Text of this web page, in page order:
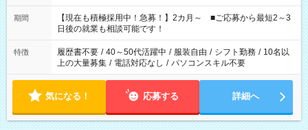
い」 「余裕を持って夕飯の準備がしたい」 「できれば残業はし
たくない」 など、ご希望を教えてくださいね。 ※Wワーク希望
の方へ 今ご覧のお仕事で希望する勤務時間と、もう1つのお仕事
の勤務時間。 合計で週40時間を超える場合は応募できません。
期間
【現在も積極採用中！急募！】2カ月～ ■ご応募から最短2～3
日後の就業も相談可能です！
特徴 履歴書不要 / 40～50代活躍中 / 服装自由 / シフト勤務 / 10名以
上の大量募集 / 電話対応なし / パソコンスキル不要
気になる！ 応募する 詳細へ